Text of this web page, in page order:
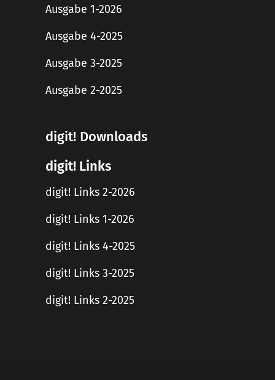
Ausgabe 1-2026
Ausgabe 4-2025
Ausgabe 3-2025
Ausgabe 2-2025
digit! Downloads
digit! Links
digit! Links 2-2026
digit! Links 1-2026
digit! Links 4-2025
digit! Links 3-2025
digit! Links 2-2025